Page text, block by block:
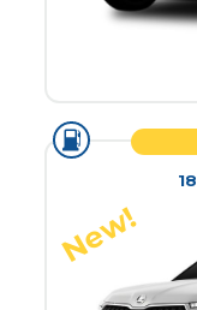
18